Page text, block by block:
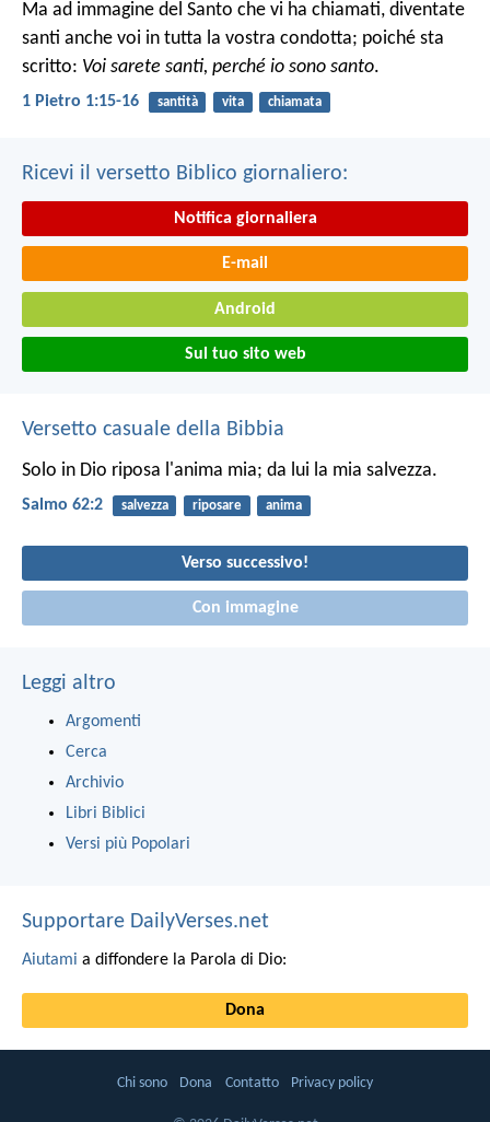
Ma ad immagine del Santo che vi ha chiamati, diventate
santi anche voi in tutta la vostra condotta; poiché sta
scritto: Voi sarete santi, perché io sono santo.
1 Pietro 1:15-16 santità vita chiamata
Ricevi il versetto Biblico giornaliero:
Notifica giornaliera
E-mail
Android
Sul tuo sito web
Versetto casuale della Bibbia
Solo in Dio riposa l'anima mia; da lui la mia salvezza.
Salmo 62:2 salvezza riposare anima
Verso successivo!
Con immagine
Leggi altro
Argomenti
Cerca
Archivio
Libri Biblici
Versi più Popolari
Supportare DailyVerses.net
Aiutami a diffondere la Parola di Dio:
Dona
Chi sono Dona Contatto Privacy policy